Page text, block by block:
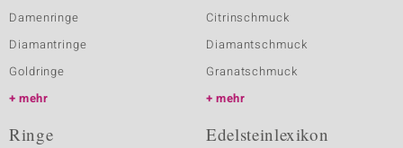
Damenringe
Diamantringe
Goldringe
mehr
Citrinschmuck
Diamantschmuck
Granatschmuck
mehr
Ringe Edelsteinlexikon